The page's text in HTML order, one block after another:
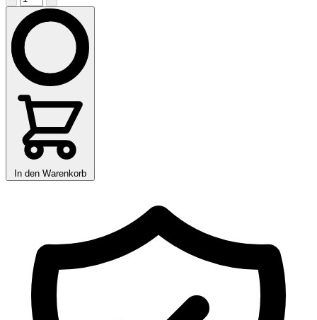
In den Warenkorb